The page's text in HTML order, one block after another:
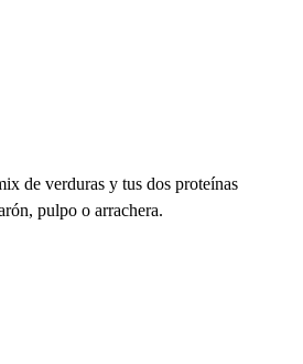
de verduras y tus dos proteínas
pulpo o arrachera.